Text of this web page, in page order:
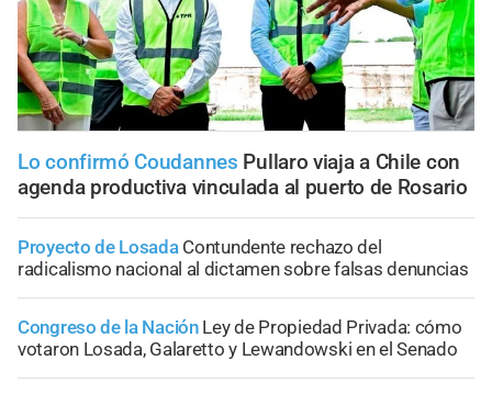
Lo confirmó Coudannes Pullaro viaja a Chile con
agenda productiva vinculada al puerto de Rosario
Proyecto de Losada Contundente rechazo del
radicalismo nacional al dictamen sobre falsas denuncias
Congreso de la Nación Ley de Propiedad Privada: cómo
votaron Losada, Galaretto y Lewandowski en el Senado